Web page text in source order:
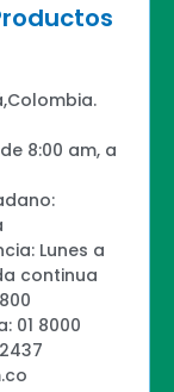
8:00 am, a
Lunes a
continua
01 8000